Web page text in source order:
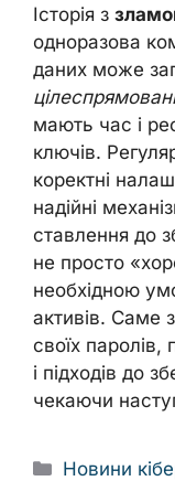
Історія з
одноразова
даних може
мають час і
ключів.
коректні
надійні
ставлення до
не просто
необхідною
активів. Саме
своїх
і підходів до
чекаючи
Categories
Новини